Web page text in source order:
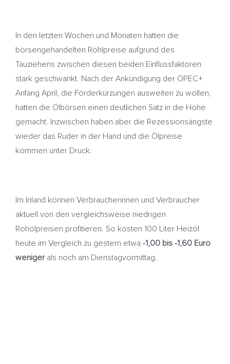
In den letzten Wochen und Monaten hatten die
börsengehandelten Röhlpreise aufgrund des
Tauziehens zwischen diesen beiden Einflussfaktoren
stark geschwankt. Nach der Ankündigung der OPEC+
Anfang April, die Förderkürzungen ausweiten zu wollen,
hatten die Ölbörsen einen deutlichen Satz in die Höhe
gemacht. Inzwischen haben aber die Rezessionsängste
wieder das Ruder in der Hand und die Ölpreise
kommen unter Druck.
Im Inland können Verbraucherinnen und Verbraucher
aktuell von den vergleichsweise niedrigen
Rohölpreisen profitieren. So kosten 100 Liter Heizöl
heute im Vergleich zu gestern etwa -1,00 bis -1,60 Euro
weniger als noch am Dienstagvormittag.